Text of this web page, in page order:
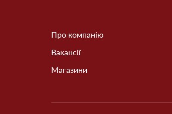
Про компанію
Вакансії
Магазини